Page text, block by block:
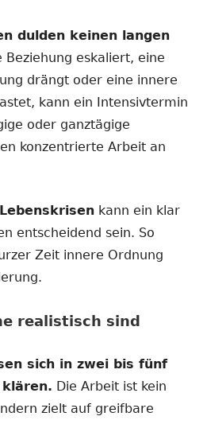
dulden keinen langen
Beziehung eskaliert, eine
drängt oder eine innere
kann ein Intensivtermin
oder ganztägige
konzentrierte Arbeit an
kann ein klar
entscheidend sein. So
Zeit innere Ordnung
realistisch sind
sich in zwei bis fünf
Die Arbeit ist kein
zielt auf greifbare